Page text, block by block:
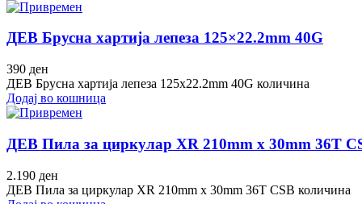
ДЕВ Брусна хартија лепеза 125×22.2mm 40G
390 ден
ДЕВ Брусна хартија лепеза 125x22.2mm 40G количина
Додај во кошница
ДЕВ Пила за циркулар XR 210mm x 30mm 36T
2.190 ден
ДЕВ Пила за циркулар XR 210mm x 30mm 36T CSB количина